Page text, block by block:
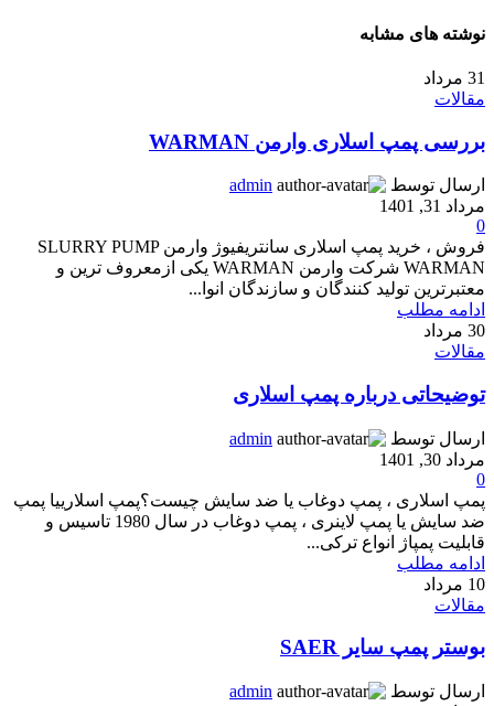
نوشته های مشابه
31 مرداد
مقالات
بررسی پمپ اسلاری وارمن WARMAN
ارسال توسط
admin
مرداد 31, 1401
0
فروش ، خرید پمپ اسلاری سانتریفیوژ وارمن SLURRY PUMP
WARMAN شرکت وارمن WARMAN یکی ازمعروف ترین و
معتبرترین تولید کنندگان و سازندگان انوا...
ادامه مطلب
30 مرداد
مقالات
توضیحاتی درباره پمپ اسلاری
ارسال توسط
admin
مرداد 30, 1401
0
پمپ اسلاری ، پمپ دوغاب یا ضد سایش چیست؟پمپ اسلارییا پمپ
ضد سایش یا پمپ لاینری ، پمپ دوغاب در سال 1980 تاسیس و
قابلیت پمپاژ انواع ترکی...
ادامه مطلب
10 مرداد
مقالات
بوستر پمپ سایر SAER
ارسال توسط
admin